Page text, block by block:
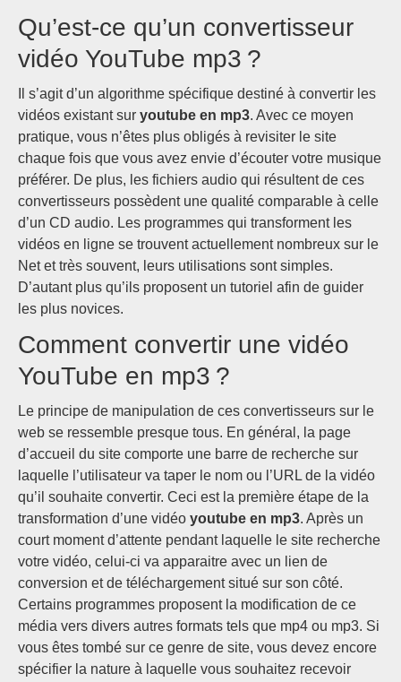
Qu’est-ce qu’un convertisseur
vidéo YouTube mp3 ?
Il s’agit d’un algorithme spécifique destiné à convertir les
vidéos existant sur youtube en mp3. Avec ce moyen
pratique, vous n’êtes plus obligés à revisiter le site
chaque fois que vous avez envie d’écouter votre musique
préférer. De plus, les fichiers audio qui résultent de ces
convertisseurs possèdent une qualité comparable à celle
d’un CD audio. Les programmes qui transforment les
vidéos en ligne se trouvent actuellement nombreux sur le
Net et très souvent, leurs utilisations sont simples.
D’autant plus qu’ils proposent un tutoriel afin de guider
les plus novices.
Comment convertir une vidéo
YouTube en mp3 ?
Le principe de manipulation de ces convertisseurs sur le
web se ressemble presque tous. En général, la page
d’accueil du site comporte une barre de recherche sur
laquelle l’utilisateur va taper le nom ou l’URL de la vidéo
qu’il souhaite convertir. Ceci est la première étape de la
transformation d’une vidéo youtube en mp3. Après un
court moment d’attente pendant laquelle le site recherche
votre vidéo, celui-ci va apparaitre avec un lien de
conversion et de téléchargement situé sur son côté.
Certains programmes proposent la modification de ce
média vers divers autres formats tels que mp4 ou mp3. Si
vous êtes tombé sur ce genre de site, vous devez encore
spécifier la nature à laquelle vous souhaitez recevoir